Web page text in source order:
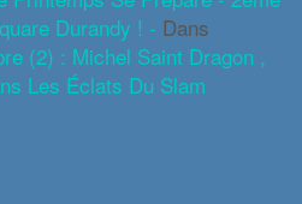
Durandy ! - Dans
(2) : Michel Saint Dragon ,
Les Éclats Du Slam